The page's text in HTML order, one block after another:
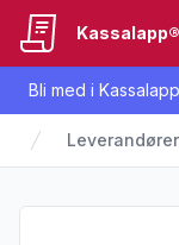
Bli med i
Kassalapp®
Leverandører